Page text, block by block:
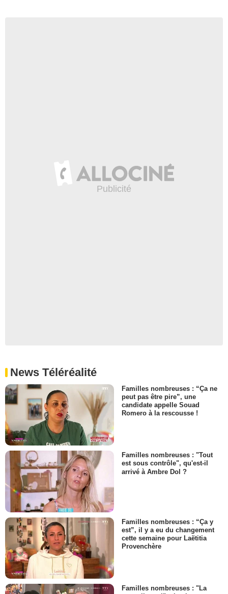
News Téléréalité
Familles nombreuses : “Ça ne
peut pas être pire”, une
candidate appelle Souad
Romero à la rescousse !
Familles nombreuses : "Tout
est sous contrôle", qu'est-il
arrivé à Ambre Dol ?
Familles nombreuses : “Ça y
est”, il y a eu du changement
cette semaine pour Laëtitia
Provenchère
Familles nombreuses : "La